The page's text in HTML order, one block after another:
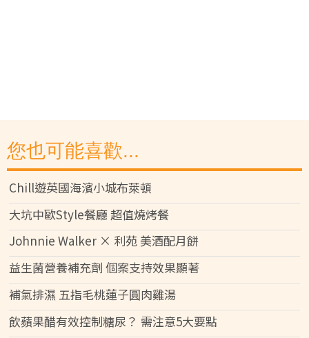
您也可能喜歡...
Chill遊英國海濱小城布萊頓
大坑中歐Style餐廳 超值燒烤餐
Johnnie Walker × 利苑 美酒配月餅
益生菌營養補充劑 個案支持效果顯著
補氣排濕 五指毛桃蓮子圓肉雞湯
飲蘋果醋有效控制糖尿？ 需注意5大要點